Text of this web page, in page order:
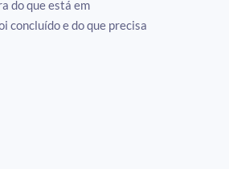
do que está em
concluído e do que precisa